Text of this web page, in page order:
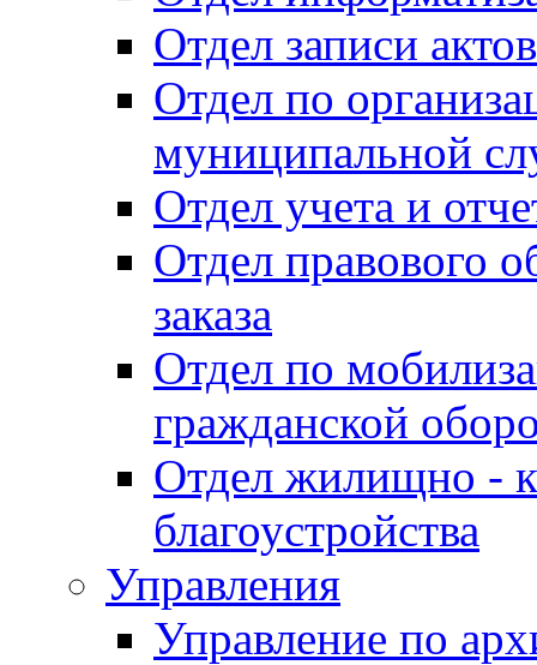
Отдел записи
Отдел по
муниципальной
Отдел учета и
Отдел правового
заказа
Отдел по
гражданской
Отдел жилищно -
благоустройства
Управления
Управление по